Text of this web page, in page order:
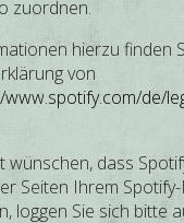
zuordnen.
hierzu finden
von
www.spotify.com/de/
wünschen, dass
Seiten Ihrem
loggen Sie sich bitte